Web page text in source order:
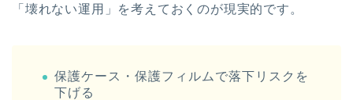
「壊れない運用」を考えておくのが現実的です。
保護ケース・保護フィルムで落下リスクを
下げる